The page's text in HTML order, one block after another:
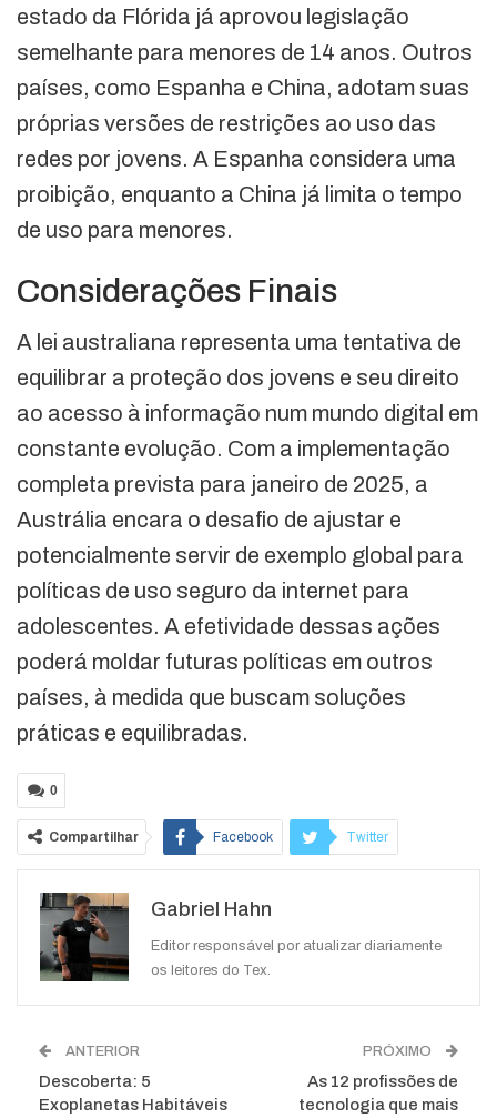
estado da Flórida já aprovou legislação
semelhante para menores de 14 anos. Outros
países, como Espanha e China, adotam suas
próprias versões de restrições ao uso das
redes por jovens. A Espanha considera uma
proibição, enquanto a China já limita o tempo
de uso para menores.
Considerações Finais
A lei australiana representa uma tentativa de
equilibrar a proteção dos jovens e seu direito
ao acesso à informação num mundo digital em
constante evolução. Com a implementação
completa prevista para janeiro de 2025, a
Austrália encara o desafio de ajustar e
potencialmente servir de exemplo global para
políticas de uso seguro da internet para
adolescentes. A efetividade dessas ações
poderá moldar futuras políticas em outros
países, à medida que buscam soluções
práticas e equilibradas.
0
Compartilhar Facebook Twitter
WhatsApp
Gabriel Hahn
Editor responsável por atualizar diariamente
os leitores do Tex.
ANTERIOR
Descoberta: 5
Exoplanetas Habitáveis
PRÓXIMO
As 12 profissões de
tecnologia que mais